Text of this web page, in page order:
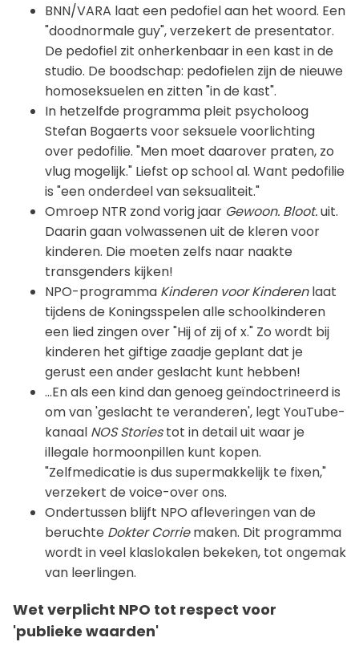
BNN/VARA laat een pedofiel aan het woord. Een
"doodnormale guy", verzekert de presentator.
De pedofiel zit onherkenbaar in een kast in de
studio. De boodschap: pedofielen zijn de nieuwe
homoseksuelen en zitten "in de kast".
In hetzelfde programma pleit psycholoog
Stefan Bogaerts voor seksuele voorlichting
over pedofilie. "Men moet daarover praten, zo
vlug mogelijk." Liefst op school al. Want pedofilie
is "een onderdeel van seksualiteit."
Omroep NTR zond vorig jaar Gewoon. Bloot.uit.
Daarin gaan volwassenen uit de kleren voor
kinderen. Die moeten zelfs naar naakte
transgenders kijken!
NPO-programma Kinderen voor Kinderenlaat
tijdens de Koningsspelen alle schoolkinderen
een lied zingen over "Hij of zij of x." Zo wordt bij
kinderen het giftige zaadje geplant dat je
gerust een ander geslacht kunt hebben!
...En als een kind dan genoeg geïndoctrineerd is
om van 'geslacht te veranderen', legt YouTube-
kanaal NOS Storiestot in detail uit waar je
illegale hormoonpillen kunt kopen.
"Zelfmedicatie is dus supermakkelijk te fixen,"
verzekert de voice-over ons.
Ondertussen blijft NPO afleveringen van de
beruchte Dokter Corriemaken. Dit programma
wordt in veel klaslokalen bekeken, tot ongemak
van leerlingen.
Wet verplicht NPO tot respect voor
'publieke waarden'